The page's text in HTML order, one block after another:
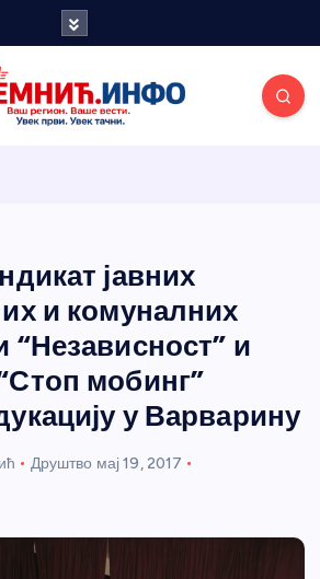
и портал
јавних
и комуналних
“Независност” и
мобинг”
у Варварину
Друштво мај 19, 2017